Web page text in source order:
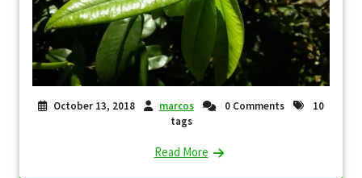
October 13, 2018 marcos 0 Comments
10
tags
Read More